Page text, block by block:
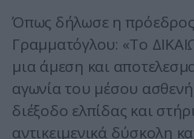
Όπως δήλωσε η
Γραμματόγλου: «Το
μια άμεση και
αγωνία του μέσου
διέξοδο ελπίδας και
αντικειμενικά δύσκολη